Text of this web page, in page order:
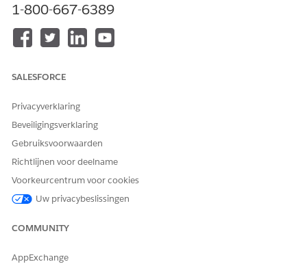
Laat ons weten wat we kunnen doen om te verbeteren!
1-800-667-6389
SALESFORCE
Privacyverklaring
Beveiligingsverklaring
Gebruiksvoorwaarden
Richtlijnen voor deelname
Voorkeurcentrum voor cookies
Uw privacybeslissingen
COMMUNITY
AppExchange